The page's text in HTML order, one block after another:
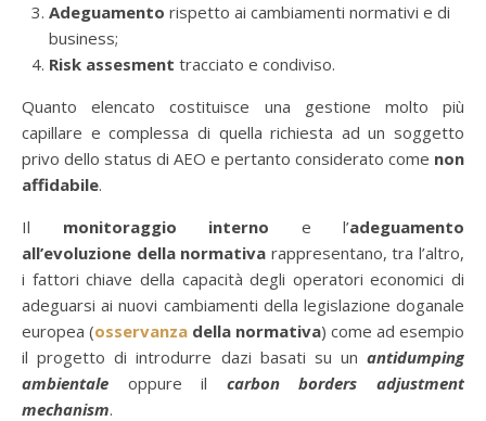
Adeguamento rispetto ai cambiamenti normativi e di
business;
Risk assesment tracciato e condiviso.
Quanto elencato costituisce una gestione molto più
capillare e complessa di quella richiesta ad un soggetto
privo dello status di AEO e pertanto considerato come non
affidabile.
Il monitoraggio interno e l’adeguamento
all’evoluzione della normativa rappresentano, tra l’altro,
i fattori chiave della capacità degli operatori economici di
adeguarsi ai nuovi cambiamenti della legislazione doganale
europea (osservanza della normativa) come ad esempio
il progetto di introdurre dazi basati su un antidumping
ambientale
oppure il carbon borders adjustment
mechanism.